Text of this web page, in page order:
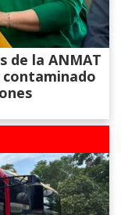
de la ANMAT